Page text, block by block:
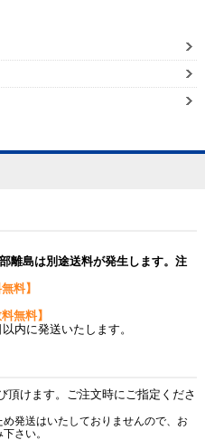
離島は別途送料が発生します。注
料】
無料】
内に発送いたします。
頂けます。ご注文時にご指定くださ
発送はいたしておりませんので、お
さい。